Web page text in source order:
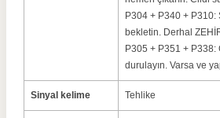
P304 + P340 + P310:
bekletin. Derhal
P305 + P351 +
durulayın. Varsa ve
Sinyal kelime Tehlike